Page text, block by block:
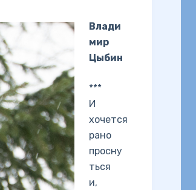
Влади
мир
Цыбин
***
И
хочется
рано
просну
ться
и,